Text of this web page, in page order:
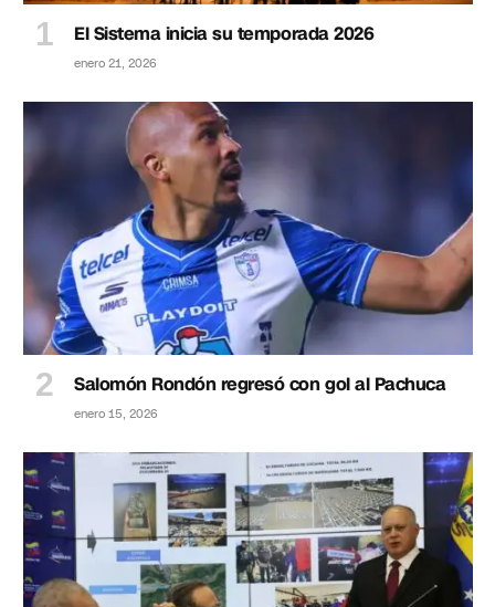
El Sistema inicia su temporada 2026
enero 21, 2026
Salomón Rondón regresó con gol al Pachuca
enero 15, 2026